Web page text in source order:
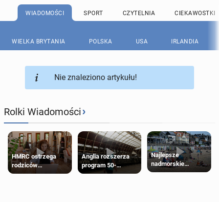
WIADOMOŚCI SPORT CZYTELNIA CIEKAWOSTKI
WIELKA BRYTANIA POLSKA USA IRLANDIA
Nie znaleziono artykułu!
Rolki Wiadomości›
HMRC ostrzega
rodziców
pobierających Child
Anglia rozszerza
program 50-
procentowych
Najlepsze
nadmorskie
miasteczko blisko